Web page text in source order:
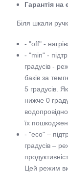
Гарантія на
Біля шкали
- "off" -
- "min" -
градусів -
баків за
5 градусів.
нижче 0
їх
- "eco" –
градусів –
Цей режим